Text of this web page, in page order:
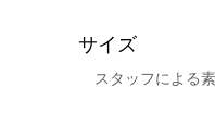
サイズ
スタッフによる